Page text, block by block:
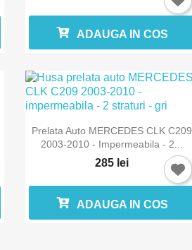
ADAUGA IN COS
 Vizualizare rapida
Prelata Auto MERCEDES CLK C209
2003-2010 - Impermeabila - 2...
285 lei
ADAUGA IN COS